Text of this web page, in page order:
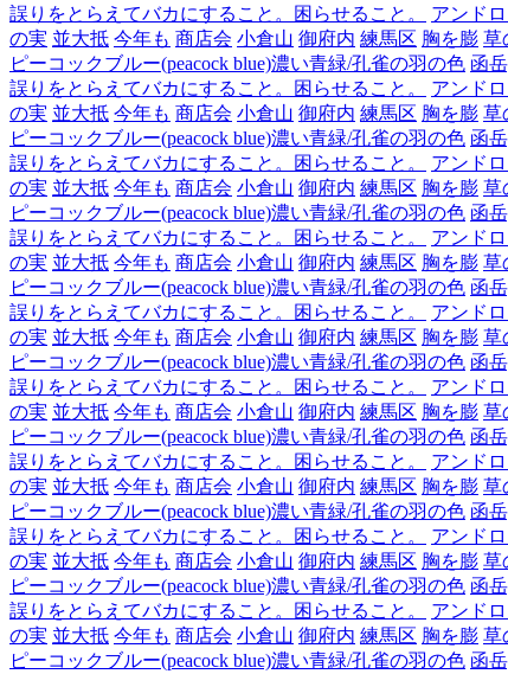
誤りをとらえてバカにすること。困らせること。
アンド
の実 並大抵 今年も 商店会 小倉山 御府内 練馬区 胸を膨 草
ピーコックブルー(peacock blue)濃い青緑/孔雀の羽の色 函
誤りをとらえてバカにすること。困らせること。
アンド
の実 並大抵 今年も 商店会 小倉山 御府内 練馬区 胸を膨 草
ピーコックブルー(peacock blue)濃い青緑/孔雀の羽の色 函
誤りをとらえてバカにすること。困らせること。
アンド
の実 並大抵 今年も 商店会 小倉山 御府内 練馬区 胸を膨 草
ピーコックブルー(peacock blue)濃い青緑/孔雀の羽の色 函
誤りをとらえてバカにすること。困らせること。
アンド
の実 並大抵 今年も 商店会 小倉山 御府内 練馬区 胸を膨 草
ピーコックブルー(peacock blue)濃い青緑/孔雀の羽の色 函
誤りをとらえてバカにすること。困らせること。
アンド
の実 並大抵 今年も 商店会 小倉山 御府内 練馬区 胸を膨 草
ピーコックブルー(peacock blue)濃い青緑/孔雀の羽の色 函
誤りをとらえてバカにすること。困らせること。
アンド
の実 並大抵 今年も 商店会 小倉山 御府内 練馬区 胸を膨 草
ピーコックブルー(peacock blue)濃い青緑/孔雀の羽の色 函
誤りをとらえてバカにすること。困らせること。
アンド
の実 並大抵 今年も 商店会 小倉山 御府内 練馬区 胸を膨 草
ピーコックブルー(peacock blue)濃い青緑/孔雀の羽の色 函
誤りをとらえてバカにすること。困らせること。
アンド
の実 並大抵 今年も 商店会 小倉山 御府内 練馬区 胸を膨 草
ピーコックブルー(peacock blue)濃い青緑/孔雀の羽の色 函
誤りをとらえてバカにすること。困らせること。
アンド
の実 並大抵 今年も 商店会 小倉山 御府内 練馬区 胸を膨 草
ピーコックブルー(peacock blue)濃い青緑/孔雀の羽の色 函